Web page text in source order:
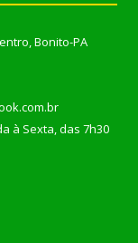
Bonito-PA
à Sexta, das 7h30